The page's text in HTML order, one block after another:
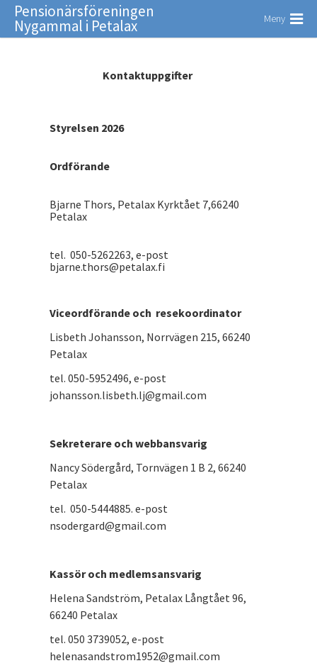
Pensionärsföreningen
Nygammal i Petalax Meny
Kontaktuppgifter
Styrelsen 2026
Ordförande
Bjarne Thors, Petalax Kyrktået 7,66240
Petalax
tel. 050-5262263, e-post
bjarne.thors@petalax.fi
Viceordförande och resekoordinator
Lisbeth Johansson, Norrvägen 215, 66240
Petalax
tel. 050-5952496, e-post
johansson.lisbeth.lj@gmail.com
Sekreterare och webbansvarig
Nancy Södergård, Tornvägen 1 B 2, 66240
Petalax
tel. 050-5444885. e-post
nsodergard@gmail.com
Kassör och medlemsansvarig
Helena Sandström, Petalax Långtået 96,
66240 Petalax
tel. 050 3739052, e-post
helenasandstrom1952@gmail.com